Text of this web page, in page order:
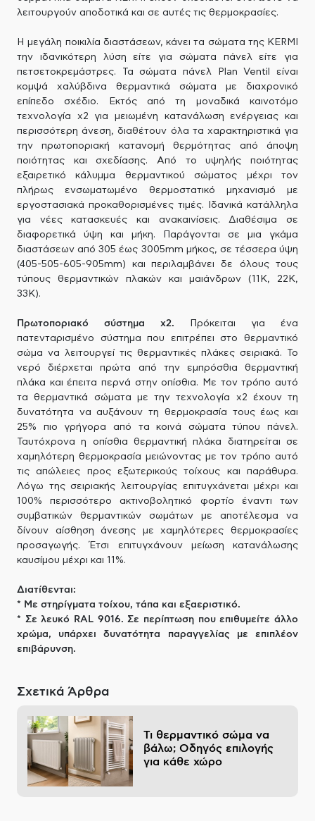
λειτουργούν αποδοτικά και σε αυτές τις θερμοκρασίες.
Η μεγάλη ποικιλία διαστάσεων, κάνει τα σώματα της KERMI
την ιδανικότερη λύση είτε για σώματα πάνελ είτε για
πετσετοκρεμάστρες. Τα σώματα πάνελ Plan Ventil είναι
κομψά χαλύβδινα θερμαντικά σώματα με διαχρονικό
επίπεδο σχέδιο. Εκτός από τη μοναδικά καινοτόμο
τεχνολογία x2 για μειωμένη κατανάλωση ενέργειας και
περισσότερη άνεση, διαθέτουν όλα τα χαρακτηριστικά για
την πρωτοποριακή κατανομή θερμότητας από άποψη
ποιότητας και σχεδίασης. Από το υψηλής ποιότητας
εξαιρετικό κάλυμμα θερμαντικού σώματος μέχρι τον
πλήρως ενσωματωμένο θερμοστατικό μηχανισμό με
εργοστασιακά προκαθορισμένες τιμές. Ιδανικά κατάλληλα
για νέες κατασκευές και ανακαινίσεις. Διαθέσιμα σε
διαφορετικά ύψη και μήκη. Παράγονται σε μια γκάμα
διαστάσεων από 305 έως 3005mm μήκος, σε τέσσερα ύψη
(405-505-605-905mm) και περιλαμβάνει δε όλους τους
τύπους θερμαντικών πλακών και μαιάνδρων (11Κ, 22Κ,
33Κ).
Πρωτοποριακό σύστημα x2. Πρόκειται για ένα
πατενταρισμένο σύστημα που επιτρέπει στο θερμαντικό
σώμα να λειτουργεί τις θερμαντικές πλάκες σειριακά. Το
νερό διέρχεται πρώτα από την εμπρόσθια θερμαντική
πλάκα και έπειτα περνά στην οπίσθια. Με τον τρόπο αυτό
τα θερμαντικά σώματα με την τεχνολογία x2 έχουν τη
δυνατότητα να αυξάνουν τη θερμοκρασία τους έως και
25% πιο γρήγορα από τα κοινά σώματα τύπου πάνελ.
Ταυτόχρονα η οπίσθια θερμαντική πλάκα διατηρείται σε
χαμηλότερη θερμοκρασία μειώνοντας με τον τρόπο αυτό
τις απώλειες προς εξωτερικούς τοίχους και παράθυρα.
Λόγω της σειριακής λειτουργίας επιτυγχάνεται μέχρι και
100% περισσότερο ακτινοβολητικό φορτίο έναντι των
συμβατικών θερμαντικών σωμάτων με αποτέλεσμα να
δίνουν αίσθηση άνεσης με χαμηλότερες θερμοκρασίες
προσαγωγής. Έτσι επιτυγχάνουν μείωση κατανάλωσης
καυσίμου μέχρι και 11%.
Διατίθενται:
* Με στηρίγματα τοίχου, τάπα και εξαεριστικό.
* Σε λευκό RAL 9016. Σε περίπτωση που επιθυμείτε άλλο
χρώμα, υπάρχει δυνατότητα παραγγελίας με επιπλέον
επιβάρυνση.
Σχετικά Άρθρα
Τι θερμαντικό σώμα να
βάλω; Οδηγός επιλογής
για κάθε χώρο